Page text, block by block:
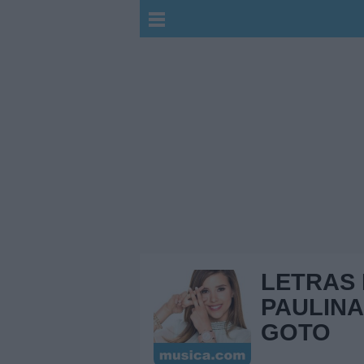
LETRAS
PAULINA
GOTO